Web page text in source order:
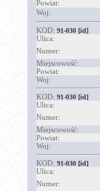
Powiat:
Woj:
KOD: 91-030 [id]
Ulica:
Numer:
Miejscowość:
Powiat:
Woj:
KOD: 91-030 [id]
Ulica:
Numer:
Miejscowość:
Powiat:
Woj:
KOD: 91-030 [id]
Ulica:
Numer: